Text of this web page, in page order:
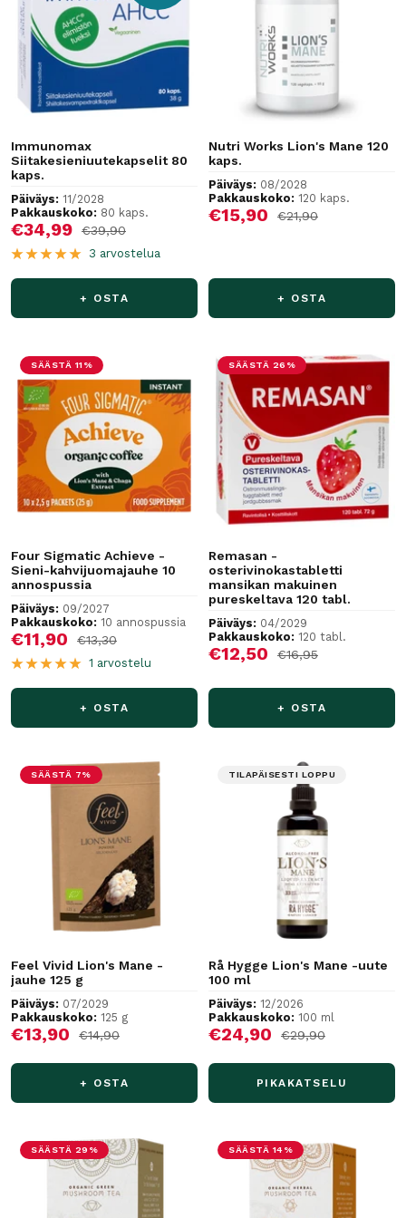
Immunomax
Siitakesieniuutekapselit 80
kaps.
Päiväys: 11/2028
Pakkauskoko: 80 kaps.
Alennushinta
€34,99 Normaalihinta
€39,90
3 arvostelua
+ OSTA
Nutri Works Lion's Mane 120
kaps.
Päiväys: 08/2028
Pakkauskoko: 120 kaps.
Alennushinta
€15,90 Normaalihinta
€21,90
+ OSTA
SÄÄSTÄ 11%
Four Sigmatic Achieve -
Sieni-kahvijuomajauhe 10
annospussia
Päiväys: 09/2027
Pakkauskoko: 10 annospussia
Alennushinta
€11,90 Normaalihinta
€13,30
1 arvostelu
+ OSTA
SÄÄSTÄ 26%
Remasan -
osterivinokastabletti
mansikan makuinen
pureskeltava 120 tabl.
Päiväys: 04/2029
Pakkauskoko: 120 tabl.
Alennushinta
€12,50 Normaalihinta
€16,95
+ OSTA
SÄÄSTÄ 7%
Feel Vivid Lion's Mane -
jauhe 125 g
Päiväys: 07/2029
Pakkauskoko: 125 g
Alennushinta
€13,90 Normaalihinta
€14,90
+ OSTA
TILAPÄISESTI LOPPU
Rå Hygge Lion's Mane -uute
100 ml
Päiväys: 12/2026
Pakkauskoko: 100 ml
Alennushinta
€24,90 Normaalihinta
€29,90
PIKAKATSELU
SÄÄSTÄ 29% SÄÄSTÄ 14%